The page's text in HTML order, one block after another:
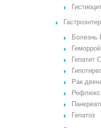
Болезнь
Геморрой
Гепатит С
Рак
Гепатоз